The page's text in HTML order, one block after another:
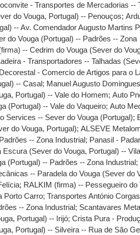
- Transportes de Mercadorias --
do Vouga, Portugal) -- Penouços;
-- Av. Comendador Augusto Martins
do Vouga (Portugal) -- Padrões -- Zona
-- Cedrim do Vouga (Sever do
- Transportadores -- Talhadas
Decorestal - Comercio de Artigos para o
-- Casal; Manuel Augusto
Portugal) -- Vale do Homem;Auto
(Portugal) -- Vale do Vaqueiro;Auto
Services -- Sever do Vouga (Portugal);
do Vouga, Portugal);ALSEVE
-- Zona Industrial; Panasil -
(Sever do Vouga, Portugal) --
(Portugal) -- Padrões -- Zona Industrial;
-- Paradela do Vouga (Sever do
; RALKIM (firma) -- Pessegueiro do
Porto Carro;Transportes António
-- Zona Industrial; Scantavares
Portugal) -- Irijó;Crista Pura -
Portugal) -- Silveira -- Rua de São